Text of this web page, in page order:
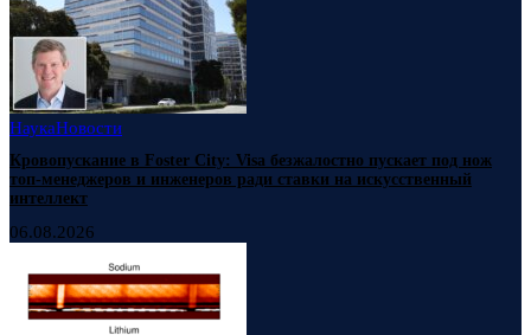
НаукаНовости
Кровопускание в Foster City: Visa безжалостно пускает под нож
топ-менеджеров и инженеров ради ставки на искусственный
интеллект
06.08.2026